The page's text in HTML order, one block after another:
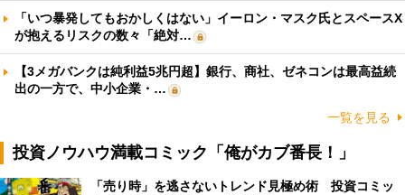
「いつ暴発してもおかしくはない」イーロン・マスク氏とスペースX
が抱えるリスクの数々「絶対…
【3メガバンクは純利益5兆円超】銀行、商社、ゼネコンは最高益続
出の一方で、中小企業・…
一覧を見る
投資ノウハウ満載コミック「俺がカブ番長！」
「売り時」を逃さないトレンド見極め術 投資コミッ